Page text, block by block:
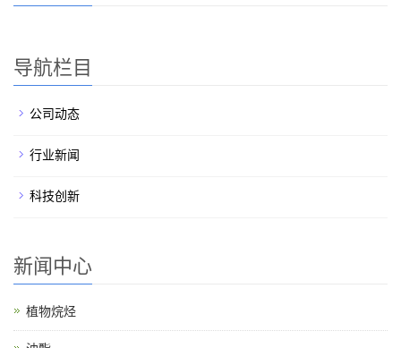
导航栏目
公司动态
行业新闻
科技创新
新闻中心
植物烷烃